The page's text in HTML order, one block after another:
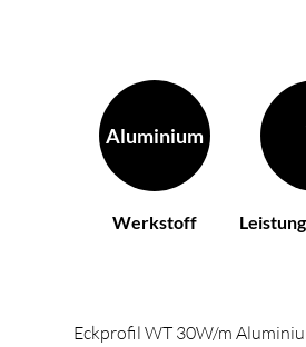
Aluminium
Werkstoff
Eckprofil WT 30W/m